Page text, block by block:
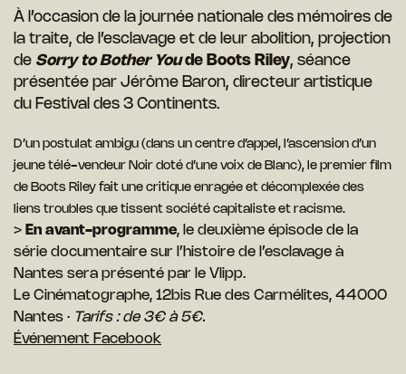
À l’occasion de la journée nationale des mémoires de
la traite, de l’esclavage et de leur abolition, projection
de Sorry to Bother Youde Boots Riley, séance
présentée par Jérôme Baron, directeur artistique
du Festival des 3 Continents.
D’un postulat ambigu (dans un centre d’appel, l’ascension d’un
jeune télé-vendeur Noir doté d’une voix de Blanc), le premier film
de Boots Riley fait une critique enragée et décomplexée des
liens troubles que tissent société capitaliste et racisme.
> En avant-programme, le deuxième épisode de la
série documentaire sur l’histoire de l’esclavage à
Nantes sera présenté par le Vlipp.
Le Cinématographe, 12bis Rue des Carmélites, 44000
Nantes · Tarifs : de 3€ à 5€.
Événement Facebook